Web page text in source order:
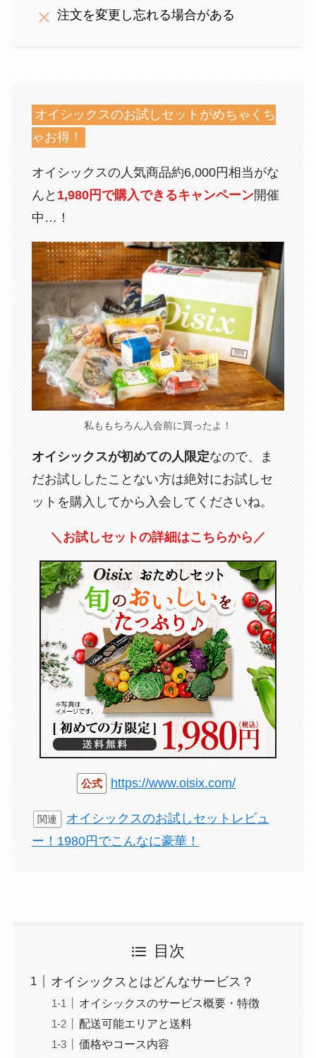
注文を変更し忘れる場合がある
オイシックスのお試しセットがめちゃくち
ゃお得！
オイシックスの人気商品約6,000円相当がな
んと 1,980円で購入できるキャンペーン開催
中…！
私ももちろん入会前に買ったよ！
オイシックスが初めての人限定なので、ま
だお試ししたことない方は絶対にお試しセ
ットを購入してから入会してくださいね。
＼お試しセットの詳細はこちらから／
公式 https://www.oisix.com/
関連
オイシックスのお試しセットレビュ
ー！1980円でこんなに豪華！
目次
オイシックスとはどんなサービス？
オイシックスのサービス概要・特徴
配送可能エリアと送料
価格やコース内容